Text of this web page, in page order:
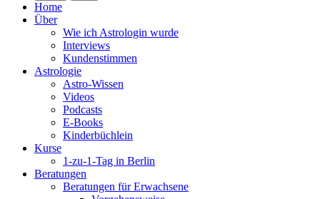
Home
Über
Wie ich Astrologin wurde
Interviews
Kundenstimmen
Astrologie
Astro-Wissen
Videos
Podcasts
E-Books
Kinderbüchlein
Kurse
1-zu-1-Tag in Berlin
Beratungen
Beratungen für Erwachsene